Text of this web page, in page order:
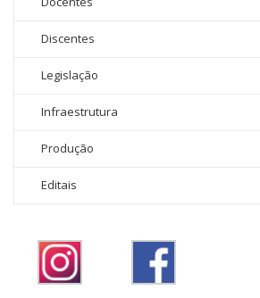
Discentes
Legislação
Infraestrutura
Produção
Editais